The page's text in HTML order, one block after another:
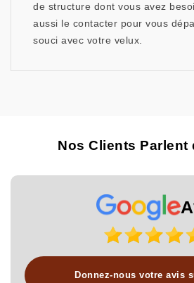
de structure dont vous avez
aussi le contacter pour vous
souci avec votre velux.
Nos Clients Parlent
Donnez-nous votre avis